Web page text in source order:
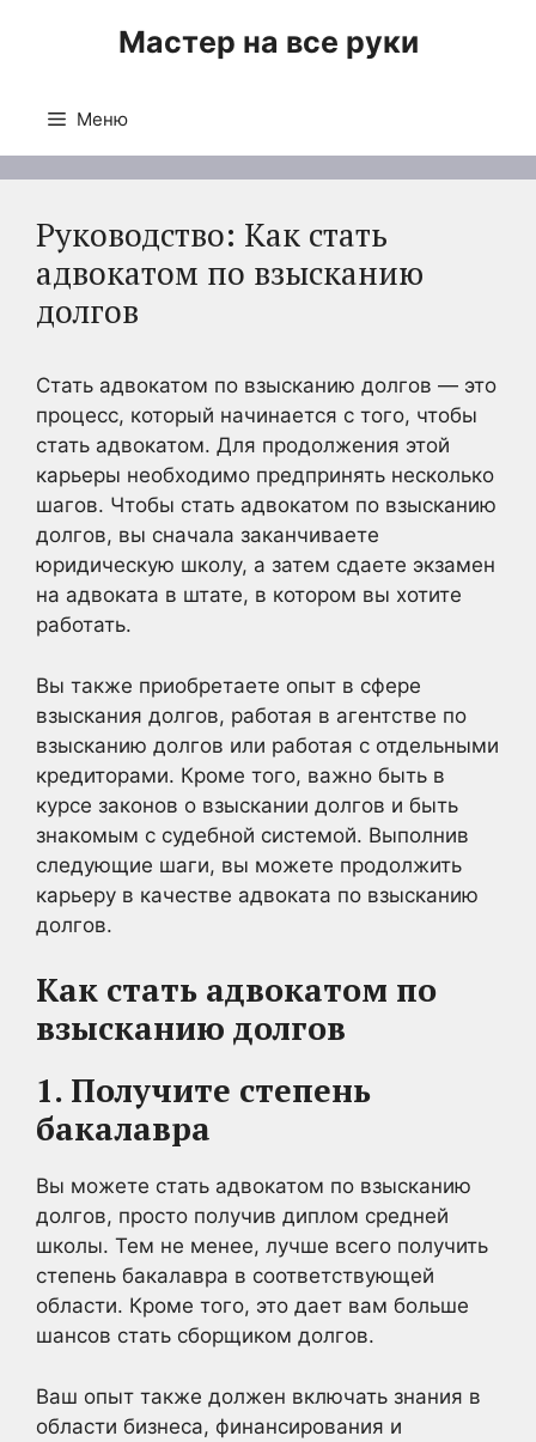
Мастер на все руки
Меню
Руководство: Как стать
адвокатом по взысканию
долгов
Стать адвокатом по взысканию долгов — это
процесс, который начинается с того, чтобы
стать адвокатом. Для продолжения этой
карьеры необходимо предпринять несколько
шагов. Чтобы стать адвокатом по взысканию
долгов, вы сначала заканчиваете
юридическую школу, а затем сдаете экзамен
на адвоката в штате, в котором вы хотите
работать.
Вы также приобретаете опыт в сфере
взыскания долгов, работая в агентстве по
взысканию долгов или работая с отдельными
кредиторами. Кроме того, важно быть в
курсе законов о взыскании долгов и быть
знакомым с судебной системой. Выполнив
следующие шаги, вы можете продолжить
карьеру в качестве адвоката по взысканию
долгов.
Как стать адвокатом по
взысканию долгов
1. Получите степень
бакалавра
Вы можете стать адвокатом по взысканию
долгов, просто получив диплом средней
школы. Тем не менее, лучше всего получить
степень бакалавра в соответствующей
области. Кроме того, это дает вам больше
шансов стать сборщиком долгов.
Ваш опыт также должен включать знания в
области бизнеса, финансирования и